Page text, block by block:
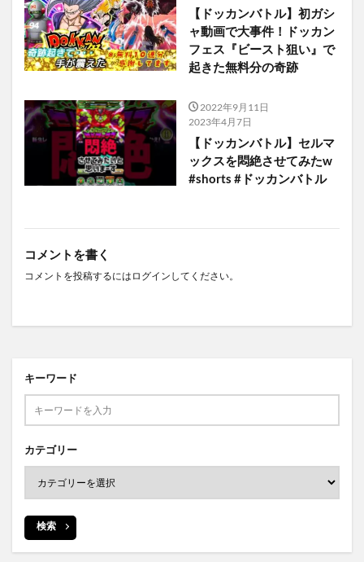
【ドッカンバトル】初ガシ
ャ動画で大事件！ドッカン
フェス『ビースト狙い』で
起きた無料分の奇跡
2022年9月11日
2023年4月7日
【ドッカンバトル】セルマ
ックスを悶絶させてみたw
#shorts #ドッカンバトル
コメントを書く
コメントを投稿するには ログイン してください。
キーワード
カテゴリー
検索